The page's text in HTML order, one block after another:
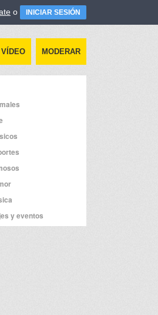
o INICIAR SESIÓN
MODERAR
y eventos